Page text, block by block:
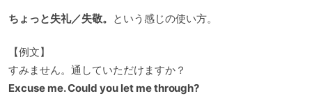
ちょっと失礼／失敬。 という感じの使い方。
【例文】
すみません。通していただけますか？
Excuse me. Could you let me through?